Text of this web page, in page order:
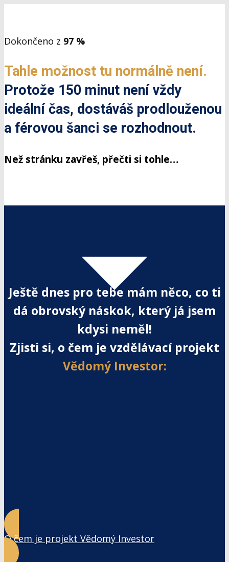
Dokončeno z 97 %
Tahle možnost tu normálně není.
Protože 150 minut není vždy
ideální čas, dostáváš prodlouženou
a férovou šanci se rozhodnout.
Než stránku zavřeš, přečti si tohle…
Ještě dnes pro tebe mám něco, co ti
dá obrovský náskok, který já jsem
kdysi neměl!
Zjisti si, o čem je vzdělávací projekt
Vědomý Investor:
O čem je projekt Vědomý Investor